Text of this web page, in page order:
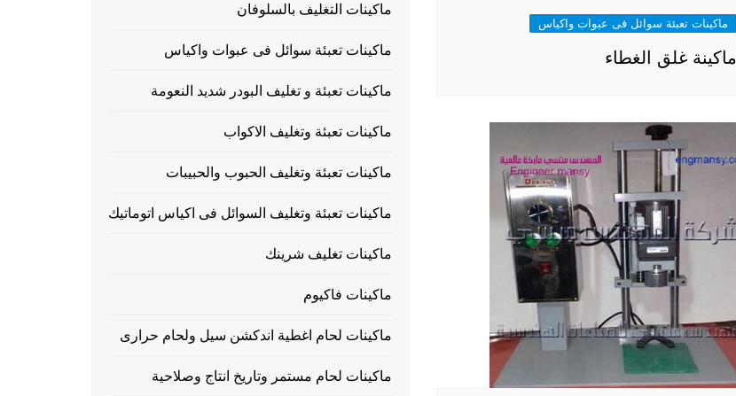
ماكينات تعبئة سوائل فى عبوات واكياس
ماكينة غلق الغطاء
ماكينات التغليف بالسلوفان
ماكينات تعبئة سوائل فى عبوات واكياس
ماكينات تعبئة و تغليف البودر شديد النعومة
ماكينات تعبئة وتغليف الاكواب
ماكينات تعبئة وتغليف الحبوب والحبيبات
ماكينات تعبئة وتغليف السوائل فى اكياس اتوماتيك
ماكينات تغليف شرينك
ماكينات فاكيوم
ماكينات لحام اغطية اندكشن سيل ولحام حرارى
ماكينات لحام مستمر وتاريخ انتاج وصلاحية